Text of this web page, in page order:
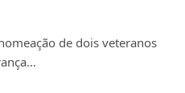
de dois veteranos